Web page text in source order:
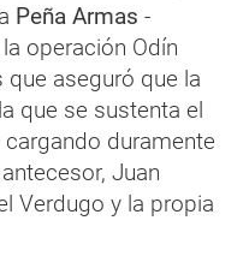
Peña Armas -
operación Odín
que aseguró que la
que se sustenta el
cargando duramente
Juan
Verdugo y la propia